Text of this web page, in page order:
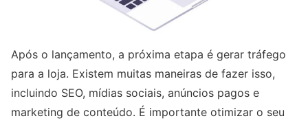
Após o lançamento, a próxima etapa é gerar tráfego
para a loja. Existem muitas maneiras de fazer isso,
incluindo SEO, mídias sociais, anúncios pagos e
marketing de conteúdo. É importante otimizar o seu